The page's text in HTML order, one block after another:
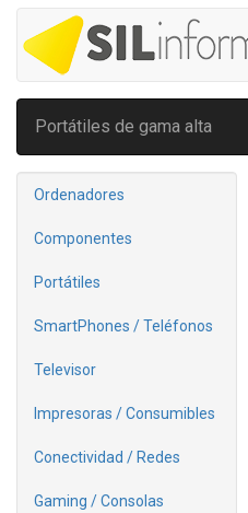
Portátiles de gama alta
Ordenadores
Componentes
Portátiles
SmartPhones / Teléfonos
Televisor
Impresoras / Consumibles
Conectividad / Redes
Gaming / Consolas